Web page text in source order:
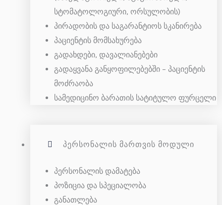
სტომატოლოგიური, ორსულობის)
პირადობის და საგარანტიოს სკანირება
პაციენტის მომსახურება
გადახდები, დავალიანებები
გადაყვანა განყოფილებებში – პაციენტის
მოძრაობა
სამედიცინო ბარათის სატიტულო ფურცელი
ᲞᲔᲠᲡᲝᲜᲐᲚᲘᲡ ᲛᲐᲠᲗᲕᲘᲡ ᲛᲝᲓᲣᲚᲘ
პერსონალის დამატება
პოზიცია და სპეციალობა
განათლება